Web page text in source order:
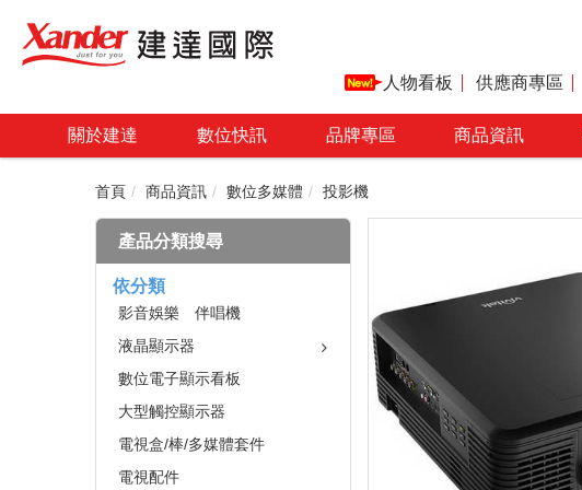
人物看板 供應商專區
關於建達 數位快訊 品牌專區 商品資訊
首頁 商品資訊 數位多媒體 投影機
產品分類搜尋
依分類
影音娛樂 伴唱機
液晶顯示器
數位電子顯示看板
大型觸控顯示器
電視盒/棒/多媒體套件
電視配件